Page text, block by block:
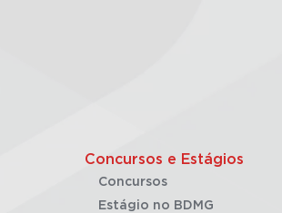
Concursos e Estágios
Concursos
Estágio no BDMG